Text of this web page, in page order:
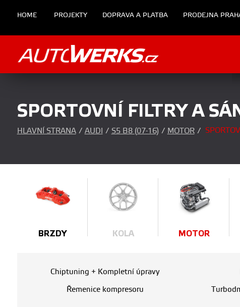
HOME PROJEKTY DOPRAVA A PLATBA PRODEJNA
SPORTOVNÍ FILTRY A
HLAVNÍ STRANA / AUDI / S5 B8 (07-16) / MOTOR /
BRZDY KOLA MOTOR
Chiptuning + Kompletní úpravy
Řemenice kompresoru